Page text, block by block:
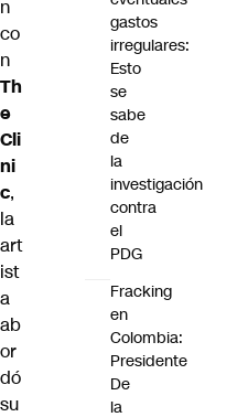
n
co
n
Th
e
Cli
ni
c,
la
art
ist
a
ab
or
dó
su
gastos
irregulares:
Esto
se
sabe
de
la
investigación
contra
el
PDG
Fracking
en
Colombia:
Presidente
De
la